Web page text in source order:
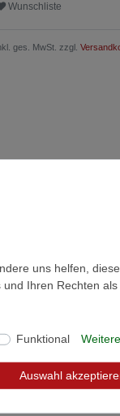
Wunschliste
ges. MwSt. zzgl.
uns helfen,
Ihren Rechten
Funktional
Auswahl